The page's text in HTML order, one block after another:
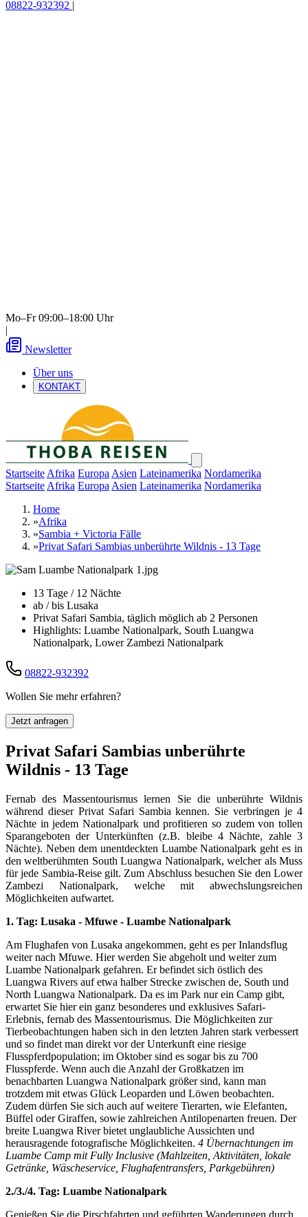
08822-932392 |
Mo–Fr 09:00–18:00 Uhr
|
Newsletter
Über uns
KONTAKT
Startseite Afrika Europa Asien Lateinamerika Nordamerika
Startseite Afrika Europa Asien Lateinamerika Nordamerika
Home
»Afrika
»Sambia + Victoria Fälle
»Privat Safari Sambias unberührte Wildnis - 13 Tage
13 Tage / 12 Nächte
ab / bis Lusaka
Privat Safari Sambia, täglich möglich ab 2 Personen
Highlights: Luambe Nationalpark, South Luangwa
Nationalpark, Lower Zambezi Nationalpark
08822-932392
Wollen Sie mehr erfahren?
Jetzt anfragen
Privat Safari Sambias unberührte
Wildnis - 13 Tage
Fernab des Massentourismus lernen Sie die unberührte Wildnis
während dieser Privat Safari Sambia kennen. Sie verbringen je 4
Nächte in jedem Nationalpark und profitieren so zudem von tollen
Sparangeboten der Unterkünften (z.B. bleibe 4 Nächte, zahle 3
Nächte). Neben dem unentdeckten Luambe Nationalpark geht es in
den weltberühmten South Luangwa Nationalpark, welcher als Muss
für jede Sambia-Reise gilt. Zum Abschluss besuchen Sie den Lower
Zambezi Nationalpark, welche mit abwechslungsreichen
Möglichkeiten aufwartet.
1. Tag: Lusaka - Mfuwe - Luambe Nationalpark
Am Flughafen von Lusaka angekommen, geht es per Inlandsflug
weiter nach Mfuwe. Hier werden Sie abgeholt und weiter zum
Luambe Nationalpark gefahren. Er befindet sich östlich des
Luangwa Rivers auf etwa halber Strecke zwischen de, South und
North Luangwa Nationalpark. Da es im Park nur ein Camp gibt,
erwartet Sie hier ein ganz besonderes und exklusives Safari-
Erlebnis, fernab des Massentourismus. Die Möglichkeiten zur
Tierbeobachtungen haben sich in den letzten Jahren stark verbessert
und so findet man direkt vor der Unterkunft eine riesige
Flusspferdpopulation; im Oktober sind es sogar bis zu 700
Flusspferde. Wenn auch die Anzahl der Großkatzen im
benachbarten Luangwa Nationalpark größer sind, kann man
trotzdem mit etwas Glück Leoparden und Löwen beobachten.
Zudem dürfen Sie sich auch auf weitere Tierarten, wie Elefanten,
Büffel oder Giraffen, sowie zahlreichen Antilopenarten freuen. Der
breite Luangwa River bietet unglaubliche Aussichten und
herausragende fotografische Möglichkeiten. 4 Übernachtungen im
Luambe Camp mit Fully Inclusive (Mahlzeiten, Aktivitäten, lokale
Getränke, Wäscheservice, Flughafentransfers, Parkgebühren)
2./3./4. Tag: Luambe Nationalpark
Genießen Sie die Pirschfahrten und geführten Wanderungen durch